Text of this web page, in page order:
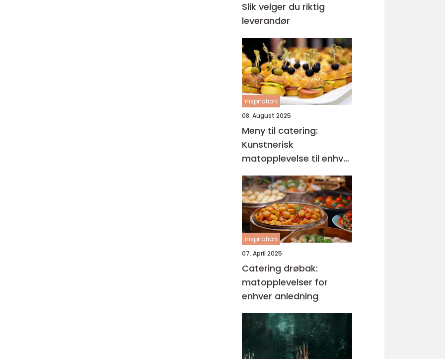
Slik velger du riktig
leverandør
inspiration
08. August 2025
Meny til catering:
Kunstnerisk
matopplevelse til enhver
anledning
inspiration
07. April 2025
Catering drøbak:
matopplevelser for
enhver anledning